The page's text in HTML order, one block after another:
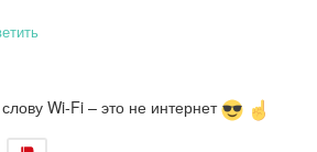
Wi-Fi – это не интернет